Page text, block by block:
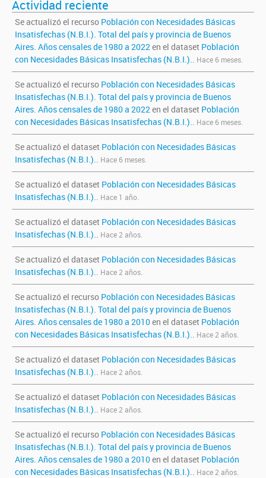
Actividad reciente
Se actualizó el recurso Población con Necesidades Básicas
Insatisfechas (N.B.I.). Total del país y provincia de Buenos
Aires. Años censales de 1980 a 2022en el dataset Población
con Necesidades Básicas Insatisfechas (N.B.I.).. Hace 6 meses.
Se actualizó el recurso Población con Necesidades Básicas
Insatisfechas (N.B.I.). Total del país y provincia de Buenos
Aires. Años censales de 1980 a 2022en el dataset Población
con Necesidades Básicas Insatisfechas (N.B.I.).. Hace 6 meses.
Se actualizó el dataset Población con Necesidades Básicas
Insatisfechas (N.B.I.).. Hace 6 meses.
Se actualizó el dataset Población con Necesidades Básicas
Insatisfechas (N.B.I.).. Hace 1 año.
Se actualizó el dataset Población con Necesidades Básicas
Insatisfechas (N.B.I.).. Hace 2 años.
Se actualizó el dataset Población con Necesidades Básicas
Insatisfechas (N.B.I.).. Hace 2 años.
Se actualizó el recurso Población con Necesidades Básicas
Insatisfechas (N.B.I.). Total del país y provincia de Buenos
Aires. Años censales de 1980 a 2010en el dataset Población
con Necesidades Básicas Insatisfechas (N.B.I.).. Hace 2 años.
Se actualizó el dataset Población con Necesidades Básicas
Insatisfechas (N.B.I.).. Hace 2 años.
Se actualizó el dataset Población con Necesidades Básicas
Insatisfechas (N.B.I.).. Hace 2 años.
Se actualizó el recurso Población con Necesidades Básicas
Insatisfechas (N.B.I.). Total del país y provincia de Buenos
Aires. Años censales de 1980 a 2010en el dataset Población
con Necesidades Básicas Insatisfechas (N.B.I.).. Hace 2 años.